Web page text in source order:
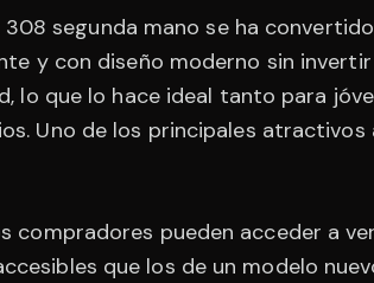
segunda mano se ha
y con diseño moderno sin
lo que lo hace ideal tanto para
Uno de los principales atractivos
compradores pueden acceder a
que los de un modelo